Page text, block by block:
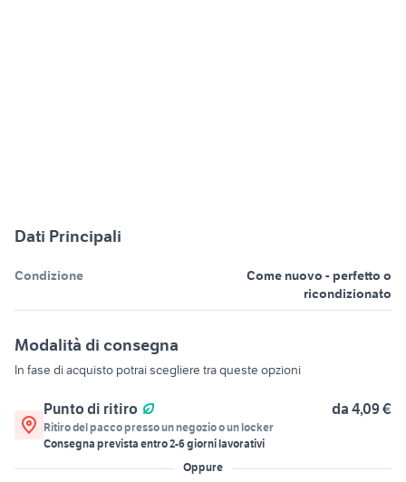
Dati Principali
Condizione
Come nuovo - perfetto o
ricondizionato
Modalità di consegna
In fase di acquisto potrai scegliere tra queste opzioni
Punto di ritiro da 4,09 €
Ritiro del pacco presso un negozio o un locker
Consegna prevista entro2-6giorni lavorativi
Oppure